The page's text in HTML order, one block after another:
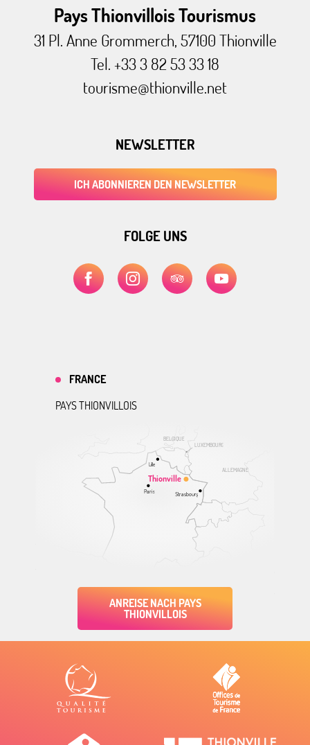
Pays Thionvillois Tourismus
31 Pl. Anne Grommerch, 57100 Thionville
Tel. +33 3 82 53 33 18
tourisme@thionville.net
NEWSLETTER
ICH ABONNIEREN DEN NEWSLETTER
FOLGE UNS
ALLEMAGNE
BELGIQUE
LUXEMBOURG
Thionville
Lille
Paris Strasbourg
FRANCE
PAYS THIONVILLOIS
ANREISE NACH PAYS
THIONVILLOIS